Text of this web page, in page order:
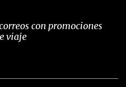
con promociones
viaje